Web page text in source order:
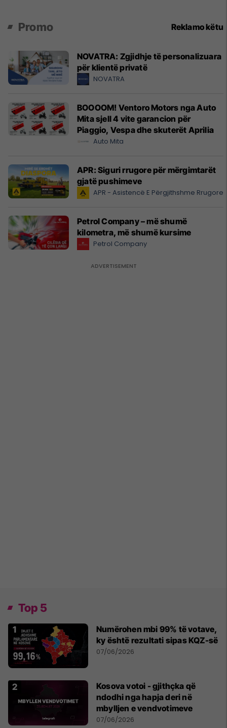
Promo Reklamo këtu
NOVATRA: Zgjidhje të personalizuara
për klientë privatë
NOVATRA
BOOOOM! Ventoro Motors nga Auto
Mita sjell 4 vite garancion për
Piaggio, Vespa dhe skuterët Aprilia
Auto Mita
APR: Siguri rrugore për mërgimtarët
gjatë pushimeve
APR - Asistencë E Përgjithshme Rrugore
Petrol Company – më shumë
kilometra, më shumë kursime
Petrol Company
Top 5
Numërohen mbi 99% të votave,
ky është rezultati sipas KQZ-së
07/06/2026
Kosova votoi - gjithçka që
ndodhi nga hapja deri në
mbylljen e vendvotimeve
07/06/2026